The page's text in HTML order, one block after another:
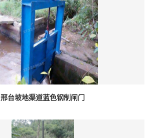
邢台坡地渠道蓝色钢制闸门